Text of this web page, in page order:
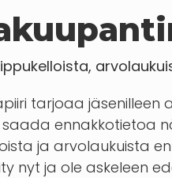
tarjoaa jäsenilleen
ennakkotietoa
ja arvolaukuista
nyt ja ole askeleen